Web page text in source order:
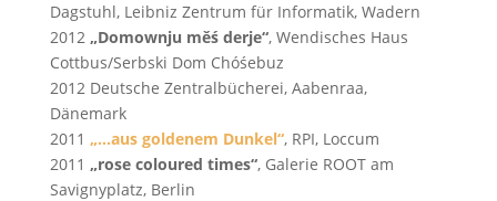
Dagstuhl, Leibniz Zentrum für Informatik, Wadern
2012 „Domownju měśderje“, Wendisches Haus
Cottbus/Serbski Dom Chóśebuz
2012 Deutsche Zentralbücherei, Aabenraa,
Dänemark
2011 „…aus goldenem Dunkel“, RPI, Loccum
2011 „rose coloured times“, Galerie ROOT am
Savignyplatz, Berlin